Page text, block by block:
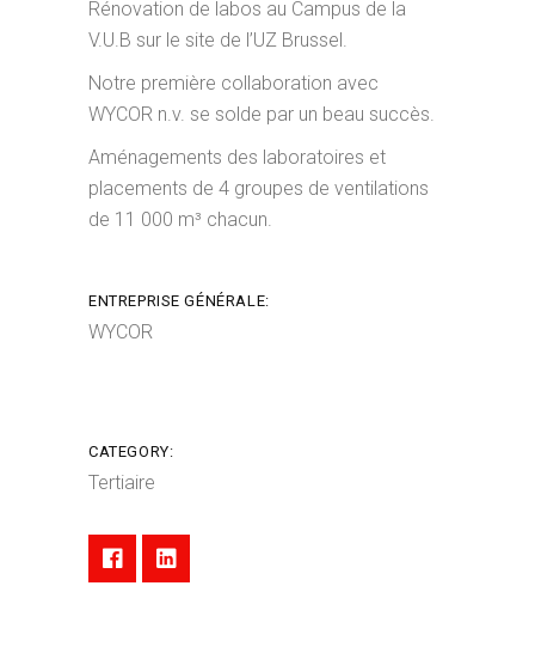
Rénovation de labos au Campus de la
V.U.B sur le site de l’UZ Brussel.
Notre première collaboration avec
WYCOR n.v. se solde par un beau succès.
Aménagements des laboratoires et
placements de 4 groupes de ventilations
de 11 000 m³ chacun.
ENTREPRISE GÉNÉRALE:
WYCOR
CATEGORY:
Tertiaire